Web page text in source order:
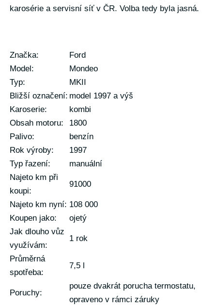
karosérie a servisní síť v ČR. Volba tedy byla jasná.
Značka:
Ford
Model:
Mondeo
Typ:
MKII
Bližší označení: model 1997 a výš
Karoserie:
kombi
Obsah motoru:
1800
Palivo:
benzín
Rok výroby:
1997
Typ řazení:
manuální
Najeto km při
koupi:
91000
Najeto km nyní: 108 000
Koupen jako:
ojetý
Jak dlouho vůz
využívám:
1 rok
Průměrná
spotřeba:
7,5 l
Poruchy:
pouze dvakrát porucha termostatu,
opraveno v rámci záruky